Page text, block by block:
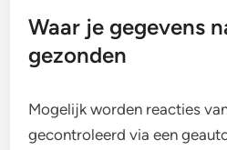
Waar je gegevens
gezonden
Mogelijk worden reacties
gecontroleerd via een